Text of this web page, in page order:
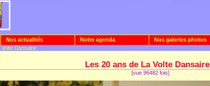
Nos actualités Notre agenda Nos galeries photos
Dansaire
Les 20 ans de La Volte Dansaire
[vue 96482 fois]